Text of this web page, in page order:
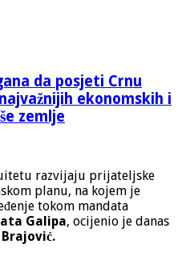
da posjeti Crnu
ekonomskih i
zemlje
razvijaju prijateljske
planu, na kojem je
tokom mandata
Galipa, ocijenio je danas